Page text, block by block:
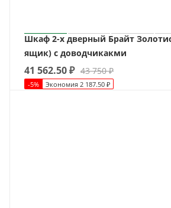
Шкаф 2-х дверный Брайт
ящик) с доводчикакми
41 562.50₽ 43 750₽
-5% Экономия 2 187.50 ₽